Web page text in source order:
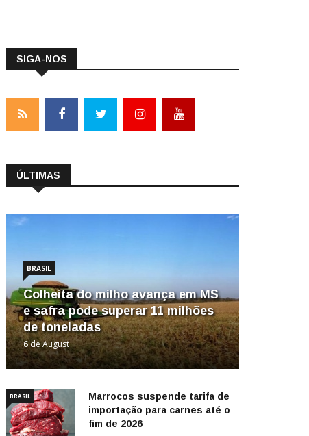
SIGA-NOS
ÚLTIMAS
BRASIL
Colheita do milho avança em MS
e safra pode superar 11 milhões
de toneladas
6 de August
BRASIL
Marrocos suspende tarifa de
importação para carnes até o
fim de 2026